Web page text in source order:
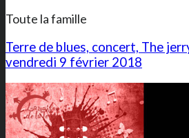
Toute la famille
Terre de blues, concert, The
vendredi 9 février 2018